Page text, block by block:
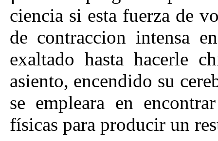
ciencia si esta fuerza de
de contraccion intensa
exaltado hasta hacerle
asiento, encendido su
se empleara en
físicas para producir un